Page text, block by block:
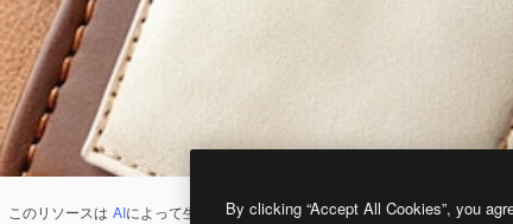
このリソースは AIによって生成されたものです。 AI画像生成ツールを使うと
By clicking “Accept All Cookies”, you